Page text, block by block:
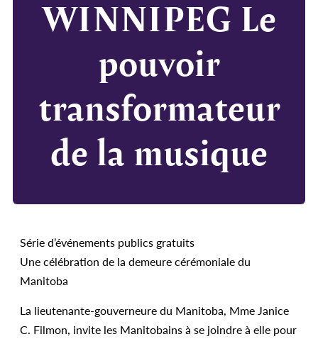
WINNIPEG Le
pouvoir
transformateur
de la musique
Série d’événements publics gratuits
Une célébration de la demeure cérémoniale du
Manitoba
La lieutenante-gouverneure du Manitoba, Mme Janice
C. Filmon, invite les Manitobains à se joindre à elle pour